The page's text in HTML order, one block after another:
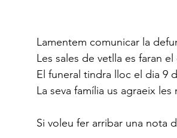
Lamentem comunicar la
Les sales de vetlla es faran
El funeral tindra lloc el dia 9
La seva família us agraeix
Si voleu fer arribar una nota